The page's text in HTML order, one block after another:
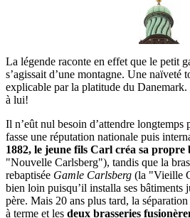
La légende raconte en effet que le petit
s’agissait d’une montagne. Une naïveté
explicable par la platitude du Danemark.
à lui!
Il n’eût nul besoin d’attendre longtemps
fasse une réputation nationale puis
1882, le jeune fils Carl créa sa propre
"Nouvelle Carlsberg"), tandis que la
rebaptisée Gamle Carlsberg (la "Vieille
bien loin puisqu’il installa ses bâtiments
père. Mais 20 ans plus tard, la
à terme et les deux brasseries